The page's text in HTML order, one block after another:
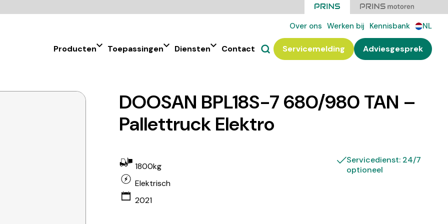
Over ons Werken bij Kennisbank NL
Producten Toepassingen Diensten Contact Servicemelding Adviesgesprek
DOOSAN BPL18S-7 680/980 TAN –
Pallettruck Elektro
1800kg
Elektrisch
2021
Servicedienst: 24/7
optioneel